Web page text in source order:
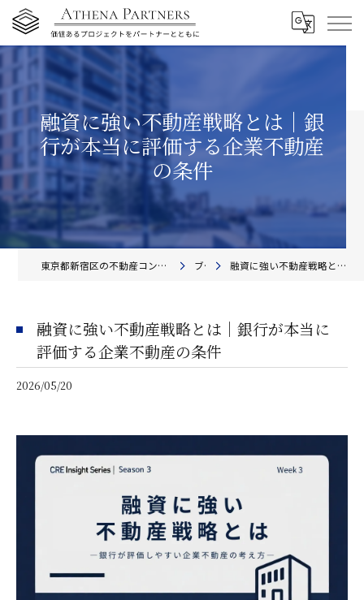
融資に強い不動産戦略とは｜銀
行が本当に評価する企業不動産
の条件
東京都新宿区の不動産コンサルティングならアテナ・パートナーズ株式会社 ブログ 融資に強い不動産戦略とは｜銀行が本当に評価する企業不動産の条件
融資に強い不動産戦略とは｜銀行が本当に
評価する企業不動産の条件
2026/05/20